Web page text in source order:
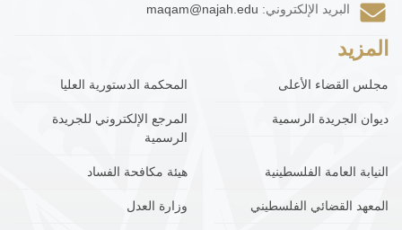
البريد الإلكتروني: maqam@najah.edu
المزيد
مجلس القضاء الأعلى المحكمة الدستورية العليا
ديوان الجريدة الرسمية
المرجع الإلكتروني للجريدة
الرسمية
النيابة العامة الفلسطينية هيئة مكافحة الفساد
المعهد القضائي الفلسطيني وزارة العدل